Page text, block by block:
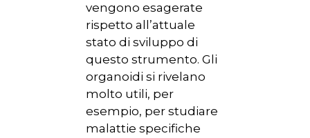
vengono esagerate
rispetto all’attuale
stato di sviluppo di
questo strumento. Gli
organoidi si rivelano
molto utili, per
esempio, per studiare
malattie specifiche